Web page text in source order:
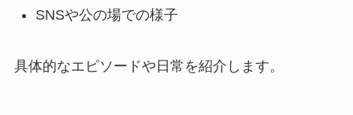
SNSや公の場での様子
具体的なエピソードや日常を紹介します。